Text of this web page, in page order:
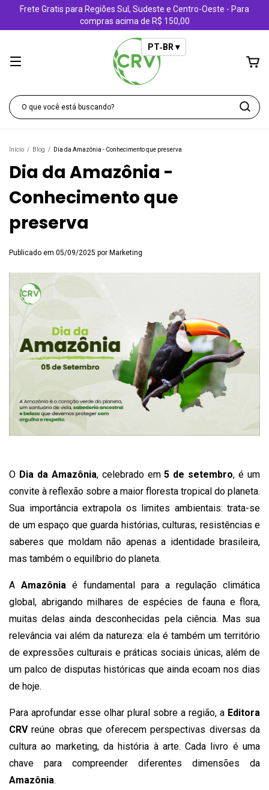
Frete Gratis para Regiões Sul, Sudeste e Centro-Oeste - Para
compras acima de R$ 150,00
PT‑BR ▾
Início / Blog / Dia da Amazônia - Conhecimento que preserva
Dia da Amazônia -
Conhecimento que
preserva
Publicado em 05/09/2025 por Marketing
O Dia da Amazônia, celebrado em5 de setembro, é um
convite à reflexão sobre a maior floresta tropical do planeta.
Sua importância extrapola os limites ambientais: trata-se
de um espaço que guarda histórias, culturas, resistências e
saberes que moldam não apenas a identidade brasileira,
mas também o equilíbrio do planeta.
A Amazônia é fundamental para a regulação climática
global, abrigando milhares de espécies de fauna e flora,
muitas delas ainda desconhecidas pela ciência. Mas sua
relevância vai além da natureza: ela é também um território
de expressões culturais e práticas sociais únicas, além de
um palco de disputas históricas que ainda ecoam nos dias
de hoje.
Para aprofundar esse olhar plural sobre a região, a Editora
CRVreúne obras que oferecem perspectivas diversas da
cultura ao marketing, da história à arte. Cada livro é uma
chave para compreender diferentes dimensões da
Amazônia.